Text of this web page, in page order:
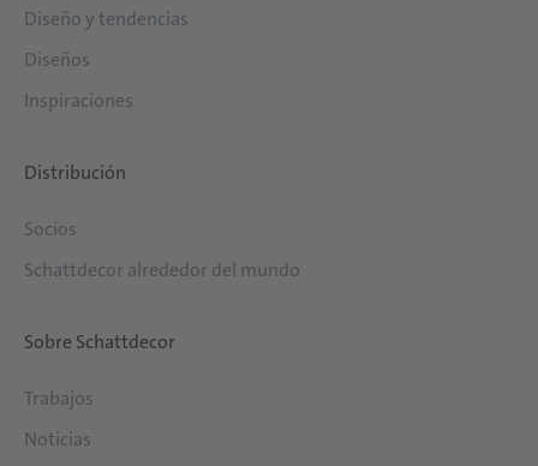
Diseño y tendencias
Diseños
Inspiraciones
Distribución
Socios
Schattdecor alrededor del mundo
Sobre Schattdecor
Trabajos
Noticias